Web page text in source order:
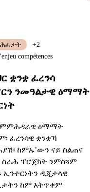
ቋንቋ ፈረንሳ
ንመዓልታዊ ዕማማት
ምምሕዳራዊ ዕማማት
ፈረንሳዊ ቋንቋኻ
ከምኡ’ውን ናይ ስልጠና
ስራሕ ፕሮጀክት ንምስጓም
ዲጂታላዊ
ከም እትጥቀም
+2
compétences